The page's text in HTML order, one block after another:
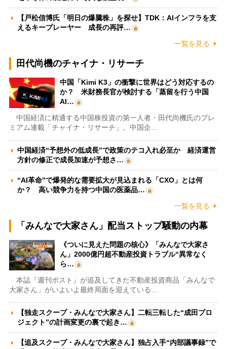
【戸松信博氏「明日の爆騰株」を探せ】TDK：AIインフラを支
えるキープレーヤー 成長の再評…
一覧を見る
田代尚機のチャイナ・リサーチ
中国「Kimi K3」の衝撃に世界はどう対応するの
か？ 米財務長官が検討する「蒸留を行う中国
AI…
中国経済に精通する中国株投資の第一人者・田代尚機氏のプレ
ミアム連載「チャイナ・リサーチ」。中国企…
中国経済“予想外の低成長”で政策のテコ入れ必至か 経済運営
方針の修正で成長加速が予想さ…
“AI革命”で爆発的な需要拡大が見込まれる「CXO」とは何
か？ 高い競争力を持つ中国の医薬品…
一覧を見る
「みんなで大家さん」配当ストップ騒動の内幕
《ついに見えた問題の核心》「みんなで大家さ
ん」2000億円超不動産投資トラブル“異常なく
ら…
本誌『週刊ポスト』が追及してきた不動産投資商品「みんなで
大家さん」がいよいよ最終局面を迎えている…
【独走スクープ・みんなで大家さん】二転三転した“成田プロ
ジェクト”の計画変更の裏で起き…
【追及スクープ・みんなで大家さん】独占入手“内部議事録”で